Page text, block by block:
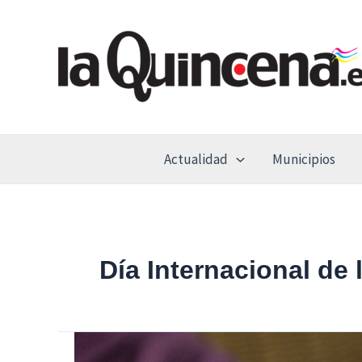
Actualidad Municipios
Día Internacional de